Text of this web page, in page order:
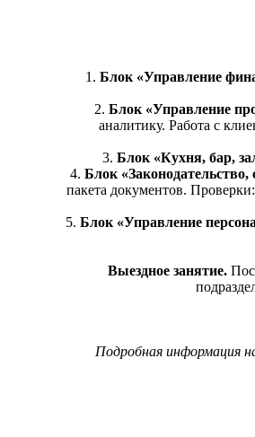
1. Блок «Управление
2. Блок «Управление
аналитику. Работа с
3. Блок «Кухня, бар,
4. Блок
пакета документов.
5. Блок «Управление
Выездное занятие.
Подробная информация